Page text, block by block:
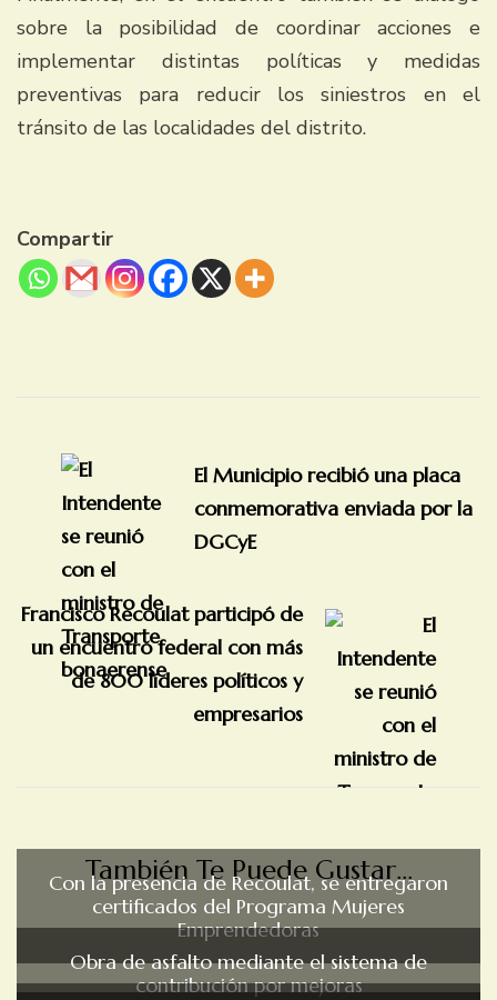
sobre la posibilidad de coordinar acciones e
implementar distintas políticas y medidas
preventivas para reducir los siniestros en el
tránsito de las localidades del distrito.
Compartir
entradas
El Municipio recibió una placa
conmemorativa enviada por la
DGCyE
Francisco Recoulat participó de
un encuentro federal con más
de 800 líderes políticos y
empresarios
También Te Puede Gustar...
Con la presencia de Recoulat, se entregaron
certificados del Programa Mujeres
Emprendedoras
Obra de asfalto mediante el sistema de
contribución por mejoras